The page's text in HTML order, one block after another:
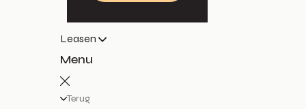
Leasen
Menu
Terug